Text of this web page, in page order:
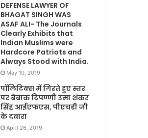
DEFENSE LAWYER OF
BHAGAT SINGH WAS
ASAF ALI- The Journals
Clearly Exhibits that
Indian Muslims were
Hardcore Patriots and
Always Stood with India.
May 10, 2019
पॉलिटिक्स में गिरते हुए स्तर
पर बेबाक टिपण्णी उमा शंकर
सिंह आईएफएस, पीएचडी जी
के दवारा
April 26, 2019